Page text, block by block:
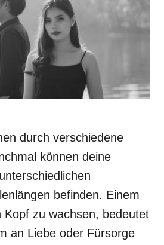
durch verschiedene
können deine
befinden. Einem
Kopf zu wachsen, bedeutet
an Liebe oder Fürsorge